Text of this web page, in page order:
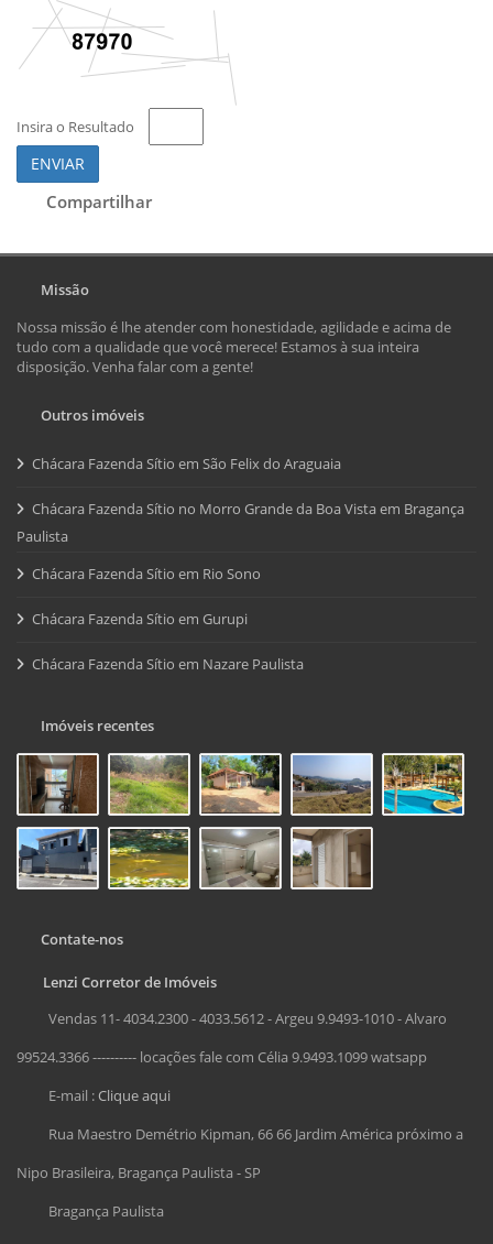
Insira o Resultado
ENVIAR
Compartilhar
Missão
Nossa missão é lhe atender com honestidade, agilidade e acima de
tudo com a qualidade que você merece! Estamos à sua inteira
disposição. Venha falar com a gente!
Outros imóveis
Chácara Fazenda Sítio em São Felix do Araguaia
Chácara Fazenda Sítio no Morro Grande da Boa Vista em Bragança
Paulista
Chácara Fazenda Sítio em Rio Sono
Chácara Fazenda Sítio em Gurupi
Chácara Fazenda Sítio em Nazare Paulista
Imóveis recentes
Contate-nos
Lenzi Corretor de Imóveis
Vendas 11- 4034.2300 - 4033.5612 - Argeu 9.9493-1010 - Alvaro
99524.3366 ---------- locações fale com Célia 9.9493.1099 watsapp
E-mail :Clique aqui
Rua Maestro Demétrio Kipman, 66 66 Jardim América próximo a
Nipo Brasileira, Bragança Paulista - SP
Bragança Paulista